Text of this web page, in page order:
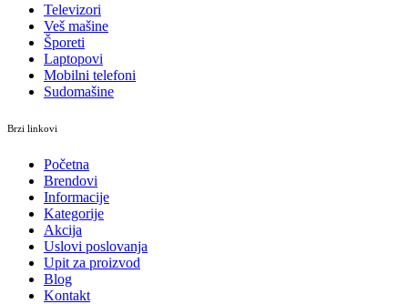
Televizori
Veš mašine
Šporeti
Laptopovi
Mobilni telefoni
Sudomašine
Brzi linkovi
Početna
Brendovi
Informacije
Kategorije
Akcija
Uslovi poslovanja
Upit za proizvod
Blog
Kontakt